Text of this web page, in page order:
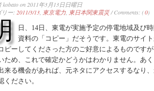
kobatoon 2011年3月13日日曜日
リー: 2011/3/13 東京電力 東日本関東震災/ Comments: (0)
日、14日、東電が実施予定の停電地域及び
資料の「コピー」だそうです。東電のサイ
ピーしてくださった方のご好意によるものです
ため、これで確定かどうかはわかりません。あ
来る機会があれば、元ネタにアクセスするなり
ください。